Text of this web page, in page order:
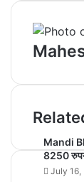
Mandi
8250 रुपये
July 16,